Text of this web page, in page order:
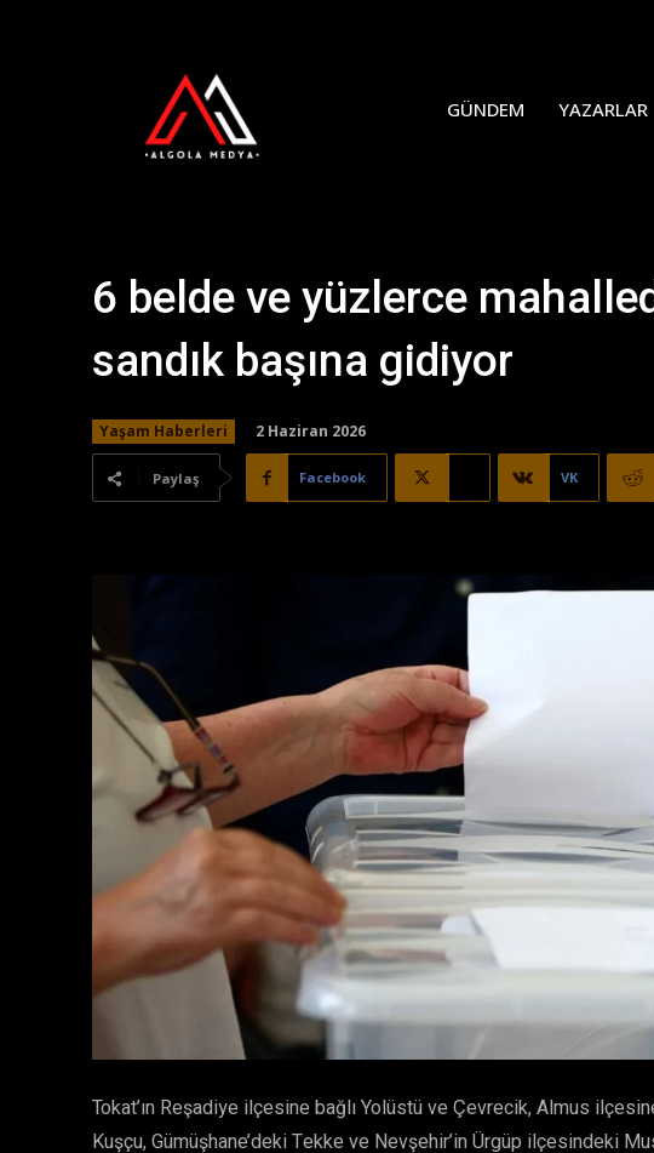
GÜNDEM YAZARLAR
6 belde ve yüzlerce
sandık başına gidiyor
Yaşam Haberleri 2 Haziran 2026
Paylaş Facebook VK
Tokat’ın Reşadiye ilçesine bağlı Yolüstü ve Çevrecik, Almus
Kuşçu, Gümüşhane’deki Tekke ve Nevşehir’in Ürgüp ilçesindeki